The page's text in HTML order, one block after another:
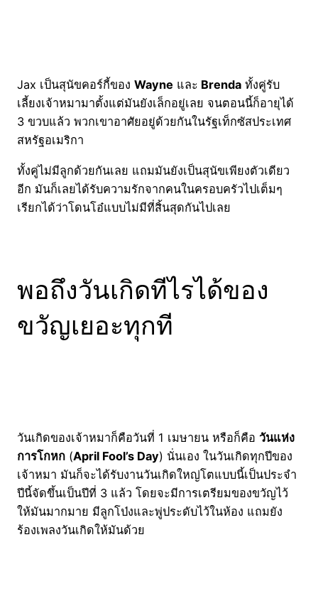
Jax เป็นสุนัขคอร์กี้ของ Wayne และ Brenda ทั้งคู่รับ
เลี้ยงเจ้าหมามาตั้งแต่มันยังเล็กอยู่เลย จนตอนนี้ก็อายุได้
3 ขวบแล้ว พวกเขาอาศัยอยู่ด้วยกันในรัฐเท็กซัสประเทศ
สหรัฐอเมริกา
ทั้งคู่ไม่มีลูกด้วยกันเลย แถมมันยังเป็นสุนัขเพียงตัวเดียว
อีก มันก็เลยได้รับความรักจากคนในครอบครัวไปเต็มๆ
เรียกได้ว่าโดนโอ๋แบบไม่มีที่สิ้นสุดกันไปเลย
พอถึงวันเกิดทีไรได้ของ
ขวัญเยอะทุกที
วันเกิดของเจ้าหมาก็คือวันที่ 1 เมษายน หรือก็คือ วันแห่ง
การโกหก (April Fool’s Day) นั่นเอง ในวันเกิดทุกปีของ
เจ้าหมา มันก็จะได้รับงานวันเกิดใหญ่โตแบบนี้เป็นประจำ
ปีนี้จัดขึ้นเป็นปีที่ 3 แล้ว โดยจะมีการเตรียมของขวัญไว้
ให้มันมากมาย มีลูกโป่งและพู่ประดับไว้ในห้อง แถมยัง
ร้องเพลงวันเกิดให้มันด้วย